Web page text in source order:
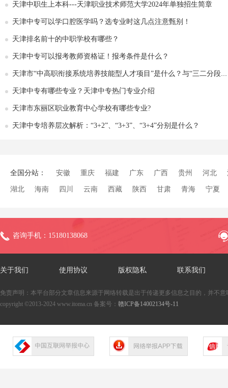
天津中职生上本科---天津职业技术师范大学2024年单独招生简章
天津中专可以学口腔医学吗？选专业时这几点注意甄别！
天津排名前十的中职学校有哪些？
天津中专可以报考教师资格证！报考条件是什么？
天津市“中高职衔接系统培养技能型人才项目”是什么？与“三二分段”有何区别？
天津中专有哪些专业？天津中专热门专业介绍
天津市东丽区职业教育中心学校有哪些专业?
天津中专培养层次解析：“3+2”、“3+3”、“3+4”分别是什么？
全国分站： 安徽 重庆 福建 广东 广西 贵州 河北
湖北 海南 四川 云南 西藏 陕西 甘肃 青海 宁夏
咨询手机：15180138068
关于我们 使用协议 版权隐私 联系我们
免责声明：本平台部分文章信息来源于网络转载是出于传递更多信息之目的，并不
copyright ©2013-2024 www.itoma.cn 备案号： 赣ICP备14002134号-11